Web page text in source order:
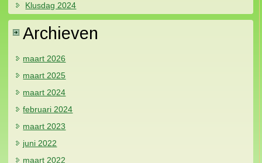
Klusdag 2024
Archieven
maart 2026
maart 2025
maart 2024
februari 2024
maart 2023
juni 2022
maart 2022